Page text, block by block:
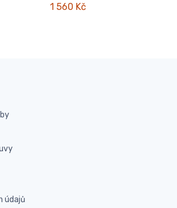
1 560 Kč
údajů